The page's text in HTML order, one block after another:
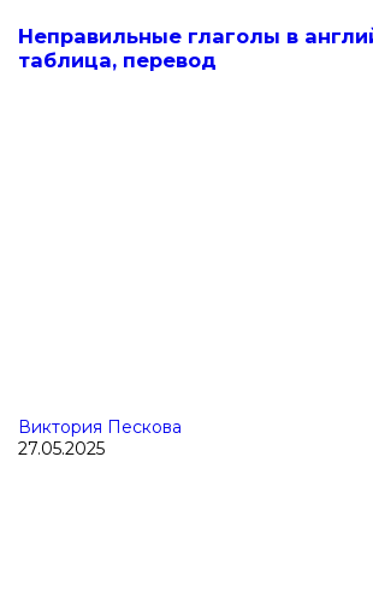
Неправильные глаголы в
таблица, перевод
Виктория Пескова
27.05.2025